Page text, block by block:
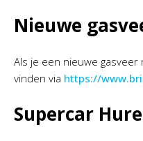
Nieuwe
Als je een nieuwe
vinden via https://
Supercar